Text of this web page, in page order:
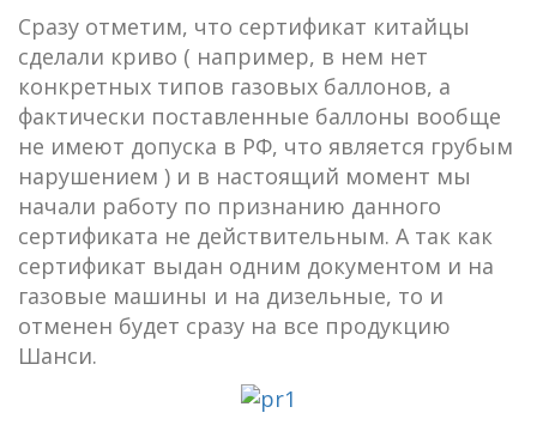
Сразу отметим, что сертификат китайцы
сделали криво ( например, в нем нет
конкретных типов газовых баллонов, а
фактически поставленные баллоны вообще
не имеют допуска в РФ, что является грубым
нарушением ) и в настоящий момент мы
начали работу по признанию данного
сертификата не действительным. А так как
сертификат выдан одним документом и на
газовые машины и на дизельные, то и
отменен будет сразу на все продукцию
Шанси.